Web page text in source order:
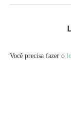
Você precisa fazer o